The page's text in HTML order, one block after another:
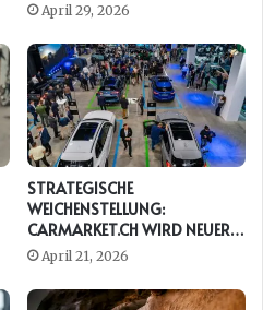
April 29, 2026
STRATEGISCHE
WEICHENSTELLUNG:
CARMARKET.CH WIRD NEUER
PRESENTING PARTNER DER
AUTO ZÜRICH
April 21, 2026